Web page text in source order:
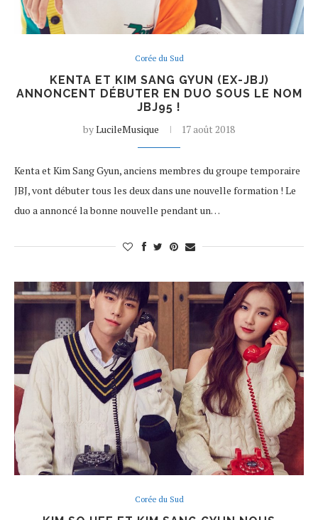
Corée du Sud
KENTA ET KIM SANG GYUN (EX-JBJ)
ANNONCENT DÉBUTER EN DUO SOUS LE NOM
JBJ95 !
byLucileMusique 17 août 2018
Kenta et Kim Sang Gyun, anciens membres du groupe temporaire
JBJ, vont débuter tous les deux dans une nouvelle formation ! Le
duo a annoncé la bonne nouvelle pendant un…
Corée du Sud